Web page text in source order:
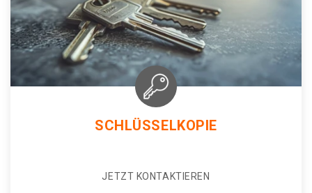
SCHLÜSSELKOPIE
JETZT KONTAKTIEREN